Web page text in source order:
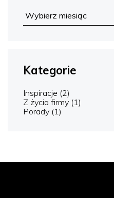
Kategorie
Inspiracje (2)
Z życia firmy (1)
Porady (1)